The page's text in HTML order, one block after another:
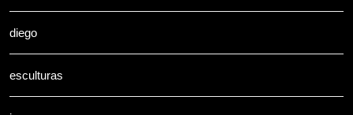
diego
esculturas